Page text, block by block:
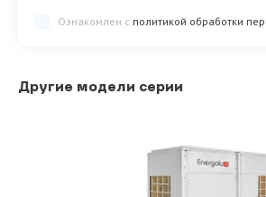
Ознакомлен с политикой обработки
Другие модели серии